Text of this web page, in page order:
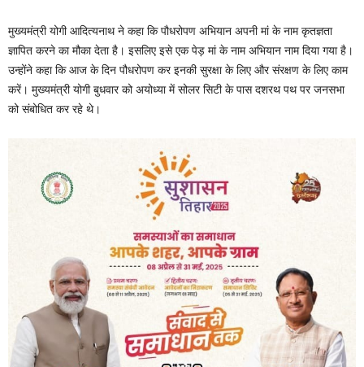
मुख्यमंत्री योगी आदित्यनाथ ने कहा कि पौधरोपण अभियान अपनी मां के नाम कृतज्ञता
ज्ञापित करने का मौका देता है। इसलिए इसे एक पेड़ मां के नाम अभियान नाम दिया गया है।
उन्होंने कहा कि आज के दिन पौधरोपण कर इनकी सुरक्षा के लिए और संरक्षण के लिए काम
करें। मुख्यमंत्री योगी बुधवार को अयोध्या में सोलर सिटी के पास दशरथ पथ पर जनसभा
को संबोधित कर रहे थे।